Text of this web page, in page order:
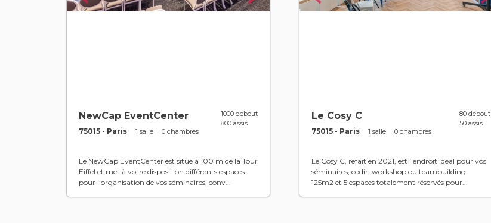
NewCap EventCenter
75015 - Paris 1 salle 0 chambres
1000 debout
800 assis
Le NewCap EventCenter est situé à 100 m de la Tour
Eiffel et met à votre disposition différents espaces
pour l'organisation de vos séminaires, conv...
Le Cosy C
75015 - Paris 1 salle 0 chambres
80 debout
50 assis
Le Cosy C, refait en 2021, est l'endroit idéal pour vos
séminaires, codir, workshop ou teambuilding.
125m2 et 5 espaces totalement réservés pour...